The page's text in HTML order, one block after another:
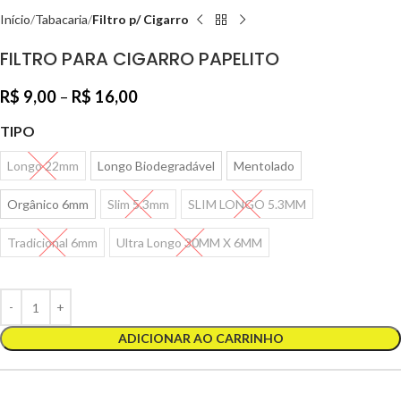
Início Tabacaria Filtro p/ Cigarro
FILTRO PARA CIGARRO PAPELITO
R$ 9,00 – R$ 16,00
TIPO
Longo 22mm Longo Biodegradável Mentolado
Orgânico 6mm Slim 5.3mm SLIM LONGO 5.3MM
Tradicional 6mm Ultra Longo 30MM X 6MM
ADICIONAR AO CARRINHO